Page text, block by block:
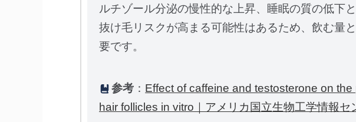
ルチゾール分泌の慢性的な上昇、睡眠の質の低下
抜け毛リスクが高まる可能性はあるため、飲む量
要です。
参考 ： Effect of caffeine and testosterone on
hair follicles in vitro｜アメリカ国立生物工学情報セ